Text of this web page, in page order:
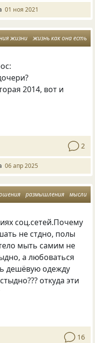
01 ноя 2021
жизни жизнь как она есть
2014, вот и
2
06 апр 2025
размышления мысли
соц.сетей.Почему
не стдно, полы
мыть самим не
а любоваться
дешёвую одежду
откуда эти
16